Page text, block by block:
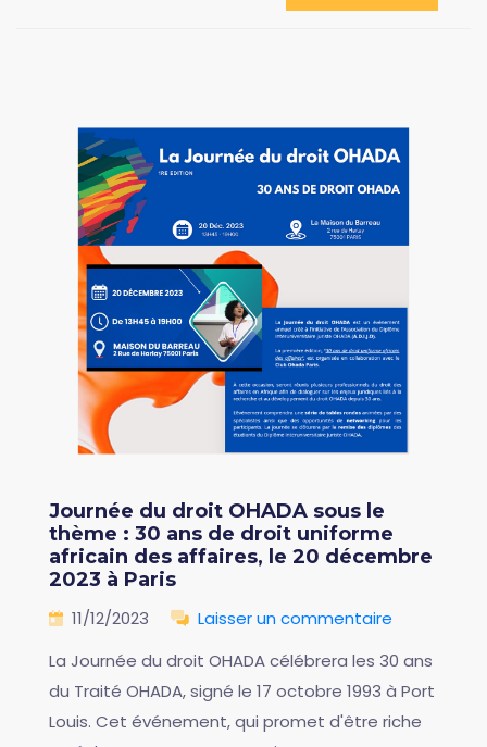
Journée du droit OHADA sous le
thème : 30 ans de droit uniforme
africain des affaires, le 20 décembre
2023 à Paris
11/12/2023
Laisser un commentaire
La Journée du droit OHADA célébrera les 30 ans
du Traité OHADA, signé le 17 octobre 1993 à Port
Louis. Cet événement, qui promet d'être riche